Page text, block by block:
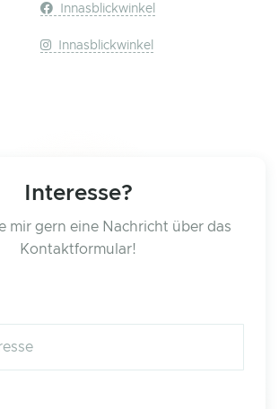
Innasblickwinkel
Innasblickwinkel
Interesse?
mir gern eine Nachricht über das
Kontaktformular!